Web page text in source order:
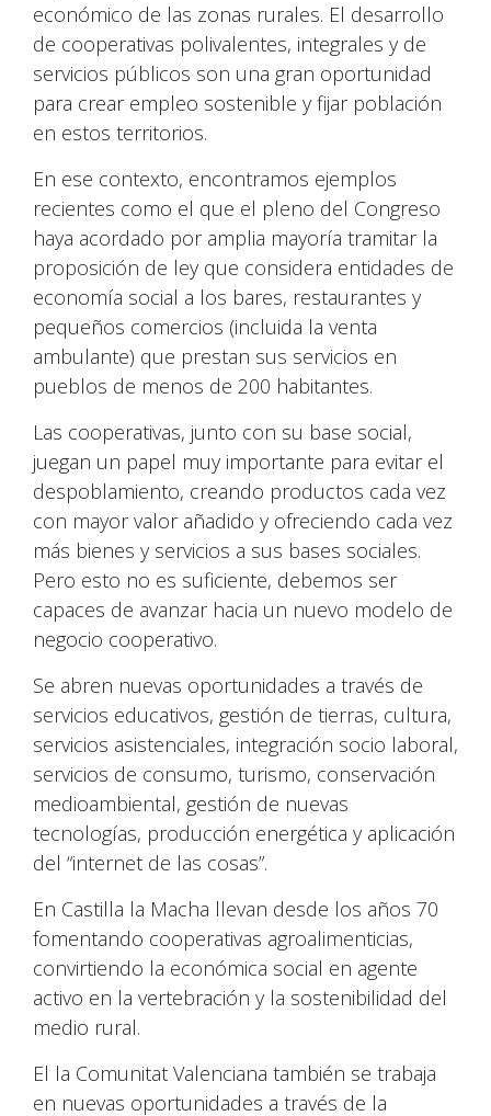
económico de las zonas rurales. El desarrollo
de cooperativas polivalentes, integrales y de
servicios públicos son una gran oportunidad
para crear empleo sostenible y fijar población
en estos territorios.
En ese contexto, encontramos ejemplos
recientes como el que el pleno del Congreso
haya acordado por amplia mayoría tramitar la
proposición de ley que considera entidades de
economía social a los bares, restaurantes y
pequeños comercios (incluida la venta
ambulante) que prestan sus servicios en
pueblos de menos de 200 habitantes.
Las cooperativas, junto con su base social,
juegan un papel muy importante para evitar el
despoblamiento, creando productos cada vez
con mayor valor añadido y ofreciendo cada vez
más bienes y servicios a sus bases sociales.
Pero esto no es suficiente, debemos ser
capaces de avanzar hacia un nuevo modelo de
negocio cooperativo.
Se abren nuevas oportunidades a través de
servicios educativos, gestión de tierras, cultura,
servicios asistenciales, integración socio laboral,
servicios de consumo, turismo, conservación
medioambiental, gestión de nuevas
tecnologías, producción energética y aplicación
del “internet de las cosas”.
En Castilla la Macha llevan desde los años 70
fomentando cooperativas agroalimenticias,
convirtiendo la económica social en agente
activo en la vertebración y la sostenibilidad del
medio rural.
El la Comunitat Valenciana también se trabaja
en nuevas oportunidades a través de la